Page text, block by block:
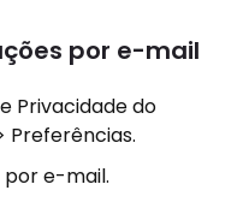
por e-mail
Privacidade do
Preferências.
por e-mail.